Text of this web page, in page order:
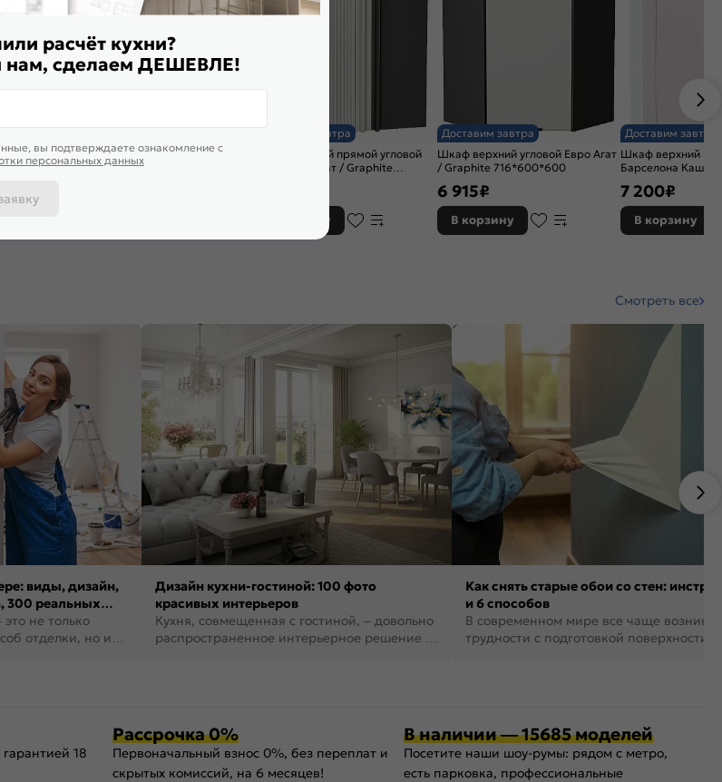
Терра DR Шкаф верхний прямой угловой
Нео Cream Silk/Дуб Вотан
Доставим завтра
Шкаф верхний прямой угловой
Евро Лайн Агат / Graphite
В корзину
Доставим завтра
Шкаф верхний угловой Евро Агат
/ Graphite 716*600*600
6 915₽
В корзину
Доставим завтра
Шкаф верхний
Барселона
7 200₽
В корзину
Смотреть все
виды, дизайн,
300 реальных
не только
отделки, но и
Дизайн кухни-гостиной: 100 фото
красивых интерьеров
Кухня, совмещенная с гостиной, – довольно
распространенное интерьерное решение в
Как снять старые обои со стен:
и 6 способов
В современном мире все чаще
трудности с подготовкой поверхности
18
Рассрочка 0%
Первоначальный взнос 0%, без переплат и
скрытых комиссий, на 6 месяцев!
В наличии — 15685 моделей
Посетите наши шоу-румы: рядом с метро,
есть парковка, профессиональные
расчёт кухни?
нам, сделаем ДЕШЕВЛЕ!
вы подтверждаете ознакомление c
персональных данных